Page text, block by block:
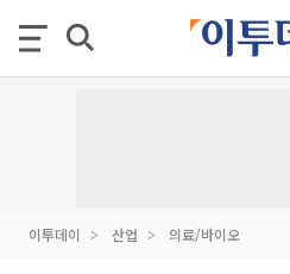
이투데이 산업 의료/바이오